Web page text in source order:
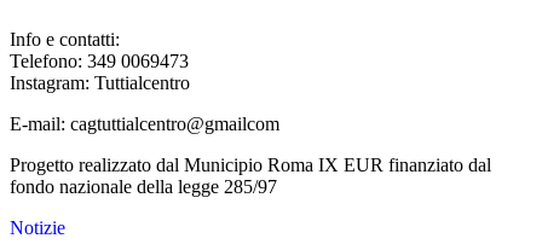
Info e contatti:
Telefono: 349 0069473
Instagram: Tuttialcentro
E-mail: cagtuttialcentro@gmailcom
Progetto realizzato dal Municipio Roma IX EUR finanziato dal
fondo nazionale della legge 285/97
Notizie